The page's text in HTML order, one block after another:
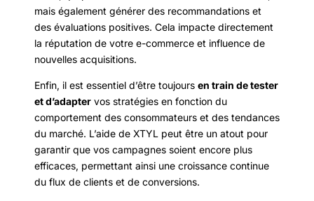
mais également générer des recommandations et
des évaluations positives. Cela impacte directement
la réputation de votre e-commerce et influence de
nouvelles acquisitions.
Enfin, il est essentiel d’être toujours en train de tester
et d’adapter vos stratégies en fonction du
comportement des consommateurs et des tendances
du marché. L’aide de XTYL peut être un atout pour
garantir que vos campagnes soient encore plus
efficaces, permettant ainsi une croissance continue
du flux de clients et de conversions.